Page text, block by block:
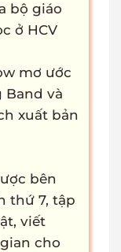
bộ giáo
ở HCV
mơ ước
Band và
xuất bản
bên
thứ 7, tập
viết
cho